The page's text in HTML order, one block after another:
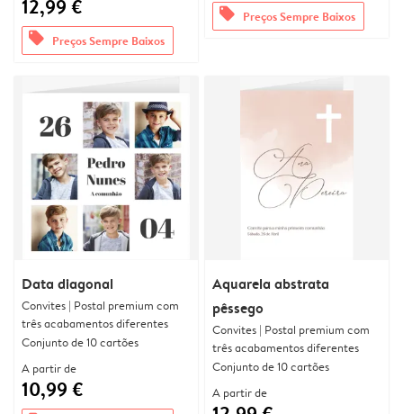
12,99 €
offers Preços Sempre Baixos
offers Preços Sempre Baixos
Data diagonal
Convites | Postal premium com
três acabamentos diferentes
Conjunto de 10 cartões
A partir de
10,99 €
Aquarela abstrata
pêssego
Convites | Postal premium com
três acabamentos diferentes
Conjunto de 10 cartões
A partir de